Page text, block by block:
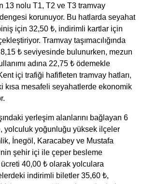
13 nolu T1, T2 ve T3 tramvay
korunuyor. Bu hatlarda seyahat
için 32,50 ₺, indirimli kartlar için
Tramvay taşımacılığında
₺ seviyesinde bulunurken, mezun
adına 22,75 ₺ ödemekle
içi trafiği hafifleten tramvay hatları,
kısa mesafeli seyahatlerde ekonomik
yerleşim alanlarını bağlayan 6
yolculuk yoğunluğu yüksek ilçeler
İnegöl, Karacabey ve Mustafa
şehir içi ile çeper besleme
ücreti 40,00 ₺ olarak yolculara
indirimli biletler 35,60 ₺,